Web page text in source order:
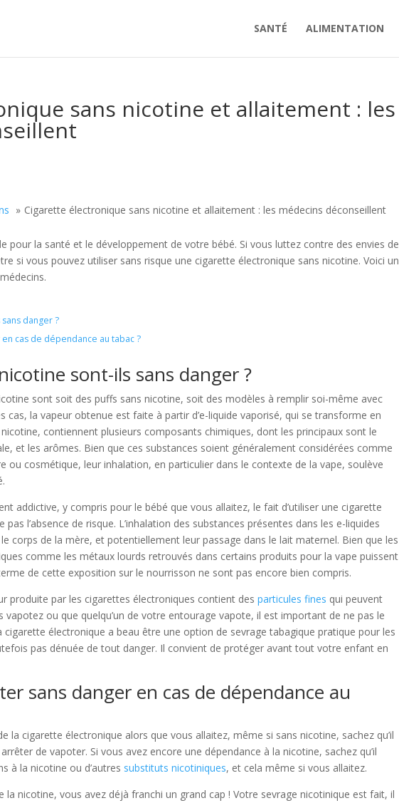
SANTÉ ALIMENTATION
sans nicotine et allaitement : les
Cigarette électronique sans nicotine et allaitement : les médecins déconseillent
pour la santé et le développement de votre bébé. Si vous luttez contre des envies de
si vous pouvez utiliser sans risque une cigarette électronique sans nicotine. Voici un
danger ?
cas de dépendance au tabac ?
sont-ils sans danger ?
sont soit des puffs sans nicotine, soit des modèles à remplir soi-même avec
cas, la vapeur obtenue est faite à partir d’e-liquide vaporisé, qui se transforme en
contiennent plusieurs composants chimiques, dont les principaux sont le
et les arômes. Bien que ces substances soient généralement considérées comme
ou cosmétique, leur inhalation, en particulier dans le contexte de la vape, soulève
addictive, y compris pour le bébé que vous allaitez, le fait d’utiliser une cigarette
pas l’absence de risque. L’inhalation des substances présentes dans les e-liquides
corps de la mère, et potentiellement leur passage dans le lait maternel. Bien que les
comme les métaux lourds retrouvés dans certains produits pour la vape puissent
de cette exposition sur le nourrisson ne sont pas encore bien compris.
produite par les cigarettes électroniques contient desparticules fines qui peuvent
vapotez ou que quelqu’un de votre entourage vapote, il est important de ne pas le
électronique a beau être une option de sevrage tabagique pratique pour les
pas dénuée de tout danger. Il convient de protéger avant tout votre enfant en
sans danger en cas de dépendance au
la cigarette électronique alors que vous allaitez, même si sans nicotine, sachez qu’il
de vapoter. Si vous avez encore une dépendance à la nicotine, sachez qu’il
à la nicotine ou d’autres substituts nicotiniques, et cela même si vous allaitez.
la nicotine, vous avez déjà franchi un grand cap ! Votre sevrage nicotinique est fait, il